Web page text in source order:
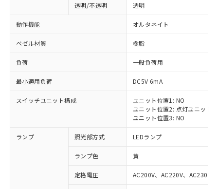
透明/不透明 透明
動作機能 オルタネイト
ベゼル材質 樹脂
負荷 一般負荷用
最小適用負荷 DC5V 6mA
スイッチユニット構成
ユニット位置1: NO
ユニット位置2: 点灯ユニット
ユニット位置3: NO
ランプ 照光部方式 LEDランプ
ランプ色 黄
定格電圧 AC200V、AC220V、AC230V